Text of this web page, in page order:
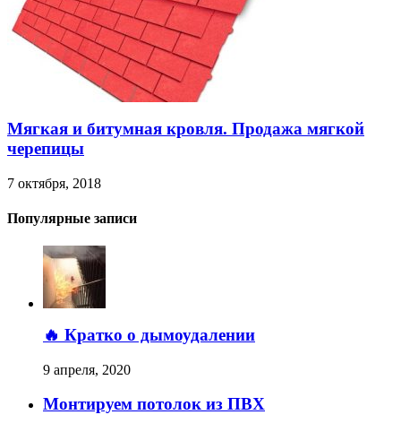
Мягкая и битумная кровля. Продажа мягкой
черепицы
7 октября, 2018
Популярные записи
🔥 Кратко о дымоудалении
9 апреля, 2020
Монтируем потолок из ПВХ